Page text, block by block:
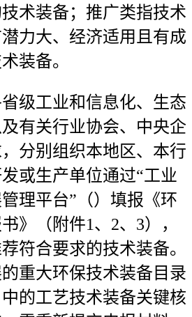
术装备；推广类指技术
力大、经济适用且有成
装备。
工业和信息化、生态
有关行业协会、中央企
分别组织本地区、本行
或生产单位通过“工业
理平台”（）填报《环
》（附件1、2、3），
符合要求的技术装备。
的重大环保技术装备目录
中的工艺技术装备关键核